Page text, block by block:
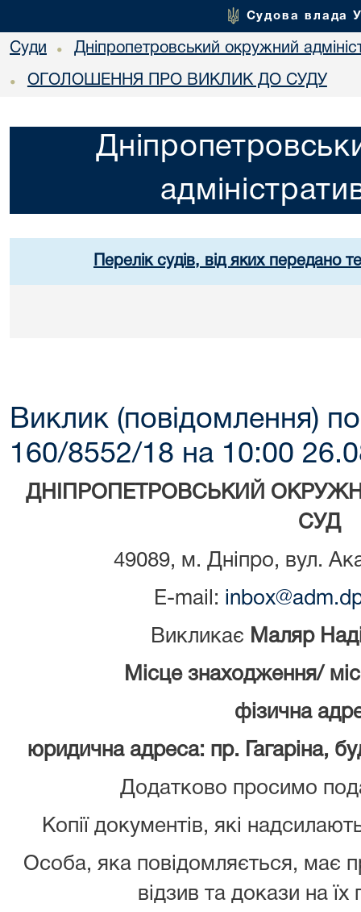
Судова влада
Суди • Дніпропетровський окружний
• ОГОЛОШЕННЯ ПРО ВИКЛИК ДО СУДУ
Перелік судів, від яких передано
Виклик (повідомлення)
160/8552/18 на 10:00
ДНІПРОПЕТРОВСЬКИЙ
СУД
49089, м. Дніпро, вул.
E-mail:
Викликає Маляр
Місце знаходження/
фізична
юридична адреса: пр. Гагаріна,
Додатково просимо
Копії документів, які
Особа, яка повідомляється, має
відзив та докази на